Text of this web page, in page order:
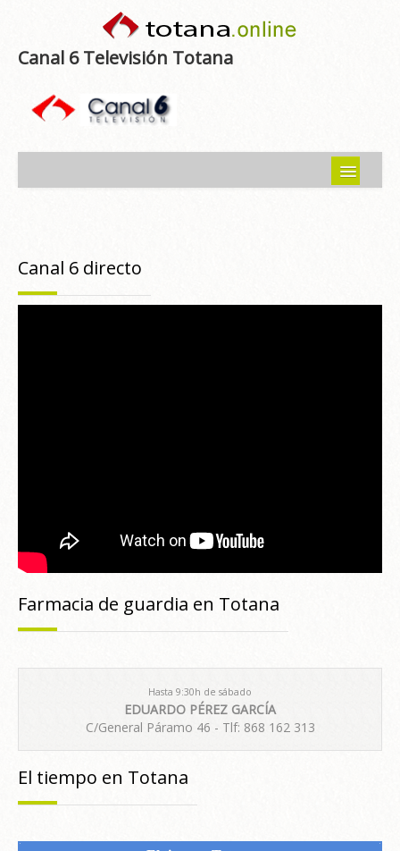
Canal 6 Televisión Totana
Programas emitidos
Canal 6 directo
Farmacia de guardia en Totana
Hasta 9:30h de sábado
EDUARDO PÉREZ GARCÍA
C/General Páramo 46 - Tlf: 868 162 313
El tiempo en Totana